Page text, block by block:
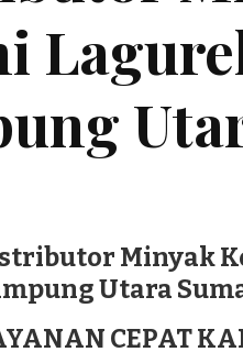
Minyak
Utara
CEPAT